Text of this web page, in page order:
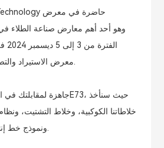
خلاطاتنا الكوكبية، وخلاط التشتيت،